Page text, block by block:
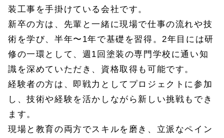
装工事を手掛けている会社です。
新卒の方は、先輩と一緒に現場で仕事の流れや技
術を学び、半年〜1年で基礎を習得。2年目には研
修の一環として、週1回塗装の専門学校に通い知
識を深めていただき、資格取得も可能です。
経験者の方は、即戦力としてプロジェクトに参加
し、技術や経験を活かしながら新しい挑戦もでき
ます。
現場と教育の両方でスキルを磨き、立派なペイン